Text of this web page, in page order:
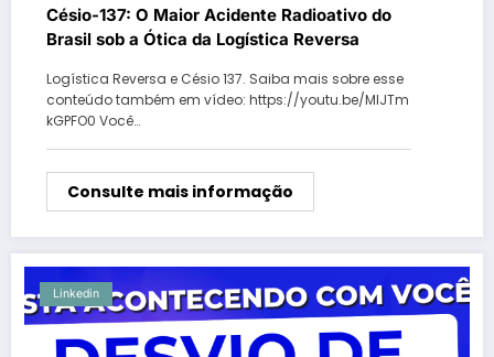
Césio-137: O Maior Acidente Radioativo do
Brasil sob a Ótica da Logística Reversa
Logística Reversa e Césio 137. Saiba mais sobre esse
conteúdo também em vídeo: https://youtu.be/MlJTm
kGPFO0 Você…
Consulte mais informação
Linkedin